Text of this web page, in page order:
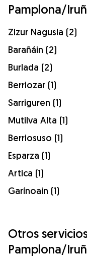
Pamplona/
Zizur Nagusia (2)
Barañáin (2)
Burlada (2)
Berriozar (1)
Sarriguren (1)
Mutilva Alta (1)
Berriosuso (1)
Esparza (1)
Artica (1)
Garínoain (1)
Otros
Pamplona/